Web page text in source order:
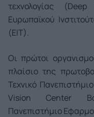
τεχνολογίας
Ευρωπαϊκού
(ΕΙΤ).
Οι πρώτοι
πλαίσιο της
Τεχνικό
Vision Center
Πανεπιστήμιο